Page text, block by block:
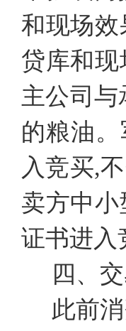
和现场
贷库和
主公司
的粮油
入竞买,
卖方中
证书进入
四、
此前